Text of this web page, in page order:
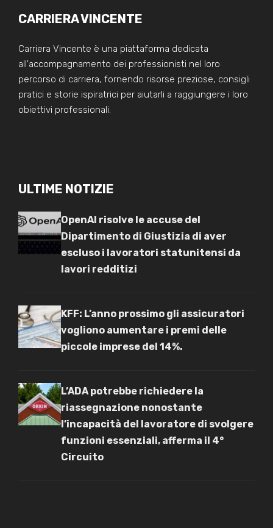
CARRIERA VINCENTE
Carriera Vincente è una piattaforma dedicata
all'accompagnamento dei professionisti nel loro
percorso di carriera, fornendo risorse preziose, consigli
pratici e storie ispiratrici per aiutarli a raggiungere i loro
obiettivi professionali.
ULTIME NOTIZIE
OpenAI risolve le accuse del
Dipartimento di Giustizia di aver
escluso i lavoratori statunitensi da
lavori redditizi
KFF: L’anno prossimo gli assicuratori
vogliono aumentare i premi delle
piccole imprese del 14%.
L’ADA potrebbe richiedere la
riassegnazione nonostante
l’incapacità del lavoratore di svolgere
funzioni essenziali, afferma il 4°
Circuito